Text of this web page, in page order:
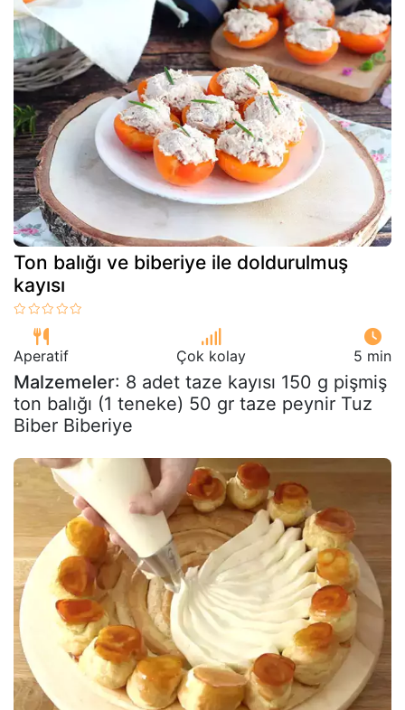
Ton balığı ve biberiye ile doldurulmuş
kayısı
Aperatif Çok kolay 5 min
Malzemeler: 8 adet taze kayısı 150 g pişmiş
ton balığı (1 teneke) 50 gr taze peynir Tuz
Biber Biberiye